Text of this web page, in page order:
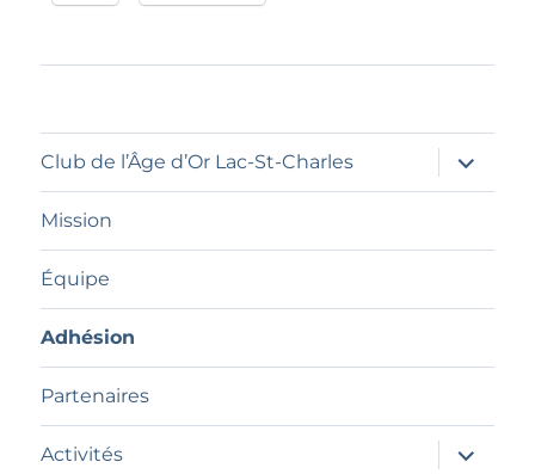
Club de l’Âge d’Or Lac-St-Charles
ouvrir
le
sous-
Mission
Équipe
Adhésion
Partenaires
Activités
ouvrir
le